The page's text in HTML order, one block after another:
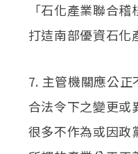
「石化產業聯合
打迼南部優資石化
7. 主管機關應公
合法令下之變更或
很多不作為或因政